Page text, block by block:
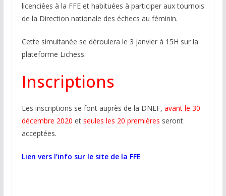
licenciées à la FFE et habituées à participer aux tournois
de la Direction nationale des échecs au féminin.
Cette simultanée se déroulera le 3 janvier à 15H sur la
plateforme Lichess.
Inscriptions
Les inscriptions se font auprès de la DNEF, avant le 30
décembre 2020 et seules les 20 premières seront
acceptées.
Lien vers l’info sur le site de la FFE